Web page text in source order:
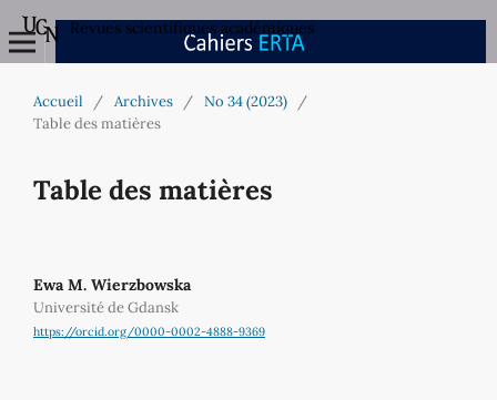
Revues scientifiques académiques
Accueil / Archives / No 34 (2023)
/
Table des matières
Table des matières
Ewa M. Wierzbowska
Université de Gdansk
https://orcid.org/0000-0002-4888-9369